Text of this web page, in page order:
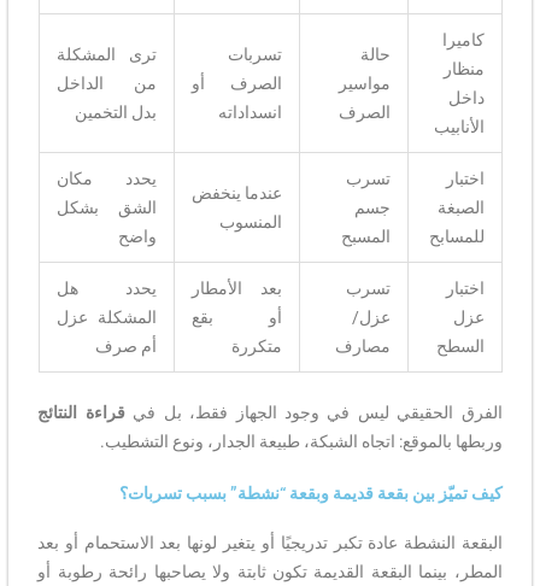
كاميرا
منظار
داخل
الأنابيب
حالة
مواسير
الصرف
تسربات
الصرف أو
انسداداته
ترى المشكلة
من الداخل
بدل التخمين
اختبار
الصبغة
للمسابح
تسرب
جسم
المسبح
عندما ينخفض
المنسوب
يحدد مكان
الشق بشكل
واضح
اختبار
عزل
السطح
تسرب
عزل/
مصارف
بعد الأمطار
أو بقع
متكررة
يحدد هل
المشكلة عزل
أم صرف
الفرق الحقيقي ليس في وجود الجهاز فقط، بل فيقراءة النتائج
وربطها بالموقع: اتجاه الشبكة، طبيعة الجدار، ونوع التشطيب.
كيف تميّز بين بقعة قديمة وبقعة “نشطة” بسبب تسربات؟
البقعة النشطة عادة تكبر تدريجيًا أو يتغير لونها بعد الاستحمام أو بعد
المطر، بينما البقعة القديمة تكون ثابتة ولا يصاحبها رائحة رطوبة أو